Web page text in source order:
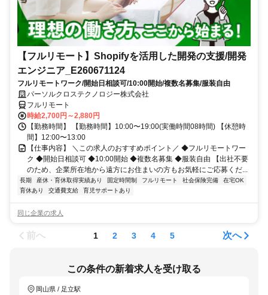
【フルリモート】Shopifyを活用した開発の支援/開発
エンジニア_E260671124
フルリモートワーク/開始日相談可/10:00開始/複数名募集/服装自由
パーソルクロステクノロジー株式会社
フルリモート
時給2,700円～2,880円
【勤務時間】 【勤務時間】10:00〜19:00(実働時間08時間) 【休憩時
間】12:00〜13:00
【仕事内容】 ＼この求人のおすすめポイント／ ◆フルリモートワー
ク ◆開始日相談可 ◆10:00開始 ◆複数名募集 ◆服装自由 【出社不要
のため、企業所在地から遠方にお住まいの方もお気軽にご応募くだ...
長期 産休・育休取得実績あり 固定時間制 フルリモート 社会保険完備
在宅OK
育休あり
交通費支給 育児サポートあり
同じ企業の求人
前へ 1 2 3 4 5 次へ
この条件の新着求人を受け取る
岡山県 / 足立駅